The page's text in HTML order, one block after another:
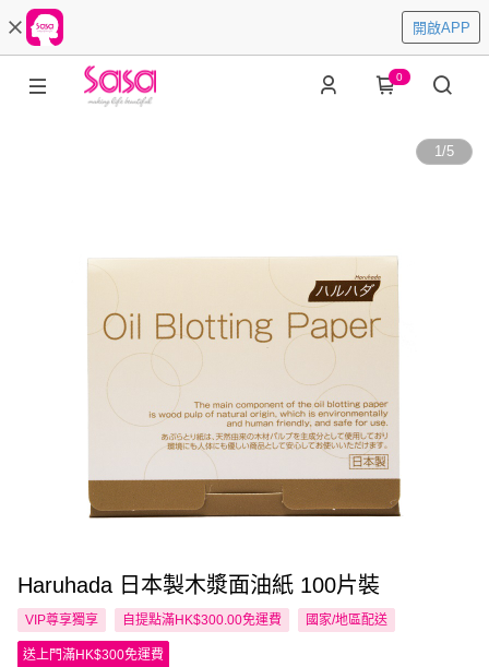
開啟APP
0
1/5
Haruhada 日本製木漿面油紙 100片裝
VIP尊享獨享 自提點滿HK$300.00免運費 國家/地區配送
送上門滿HK$300免運費